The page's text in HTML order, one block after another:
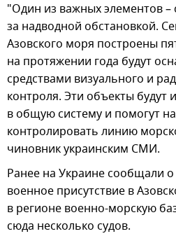
"Один из важных элементов –
за надводной обстановкой.
Азовского моря построены
на протяжении года будут
средствами визуального и
контроля. Эти объекты будут
в общую систему и помогут
контролировать линию
чиновник украинским СМИ.
Ранее на Украине сообщали
военное присутствие в
в регионе военно-морскую
сюда несколько судов.